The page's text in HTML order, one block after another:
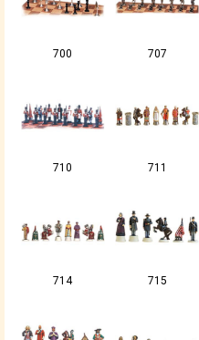
700 707
710 711
714 715